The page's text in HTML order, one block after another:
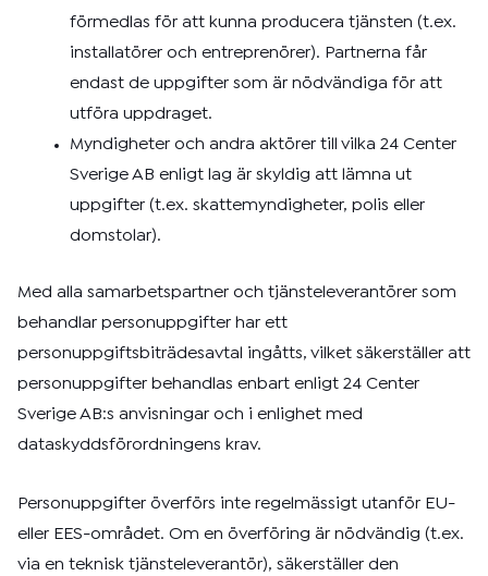
förmedlas för att kunna producera tjänsten (t.ex.
installatörer och entreprenörer). Partnerna får
endast de uppgifter som är nödvändiga för att
utföra uppdraget.
Myndigheter och andra aktörer till vilka 24 Center
Sverige AB enligt lag är skyldig att lämna ut
uppgifter (t.ex. skattemyndigheter, polis eller
domstolar).
Med alla samarbetspartner och tjänsteleverantörer som
behandlar personuppgifter har ett
personuppgiftsbiträdesavtal ingåtts, vilket säkerställer att
personuppgifter behandlas enbart enligt 24 Center
Sverige AB:s anvisningar och i enlighet med
dataskyddsförordningens krav.
Personuppgifter överförs inte regelmässigt utanför EU-
eller EES-området. Om en överföring är nödvändig (t.ex.
via en teknisk tjänsteleverantör), säkerställer den